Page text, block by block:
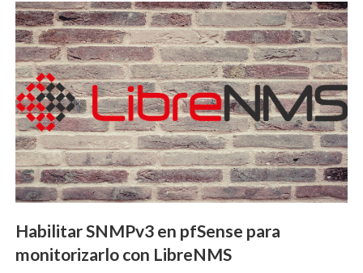
Habilitar SNMPv3 en pfSense para
monitorizarlo con LibreNMS